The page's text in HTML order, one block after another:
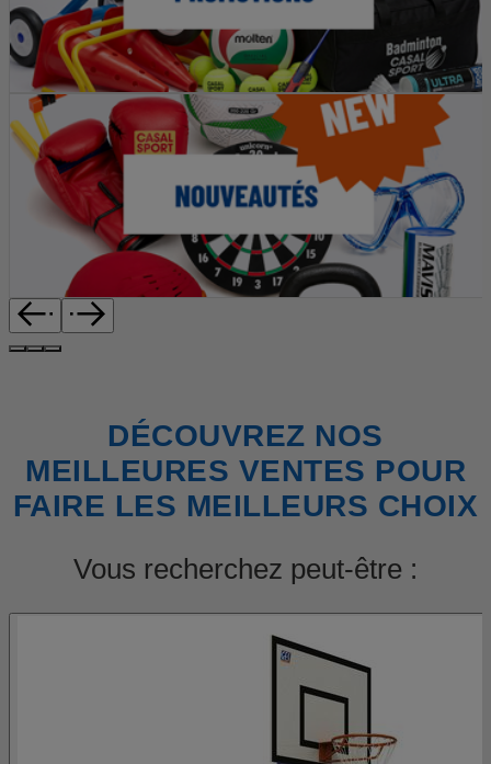
DÉCOUVREZ NOS
MEILLEURES VENTES POUR
FAIRE LES MEILLEURS CHOIX
Vous recherchez peut-être :